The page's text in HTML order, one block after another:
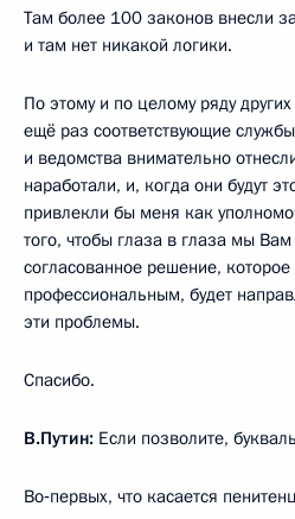
Там более 100 законов внесли
и там нет никакой логики.
По этому и по целому ряду
ещё раз соответствующие
и ведомства внимательно
наработали, и, когда они будут
привлекли бы меня как
того, чтобы глаза в глаза мы Вам
согласованное решение, которое
профессиональным, будет
эти проблемы.
Спасибо.
В.Путин: Если позволите,
Во‑первых, что касается